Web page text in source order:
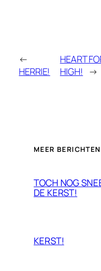
←
HERRIE!
HEART
HIGH! →
MEER BERICHTEN
TOCH NOG
DE KERST!
KERST!